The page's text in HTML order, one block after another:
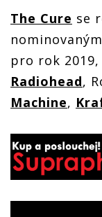
The Cure se
pro rok
Radiohead,
Machine,